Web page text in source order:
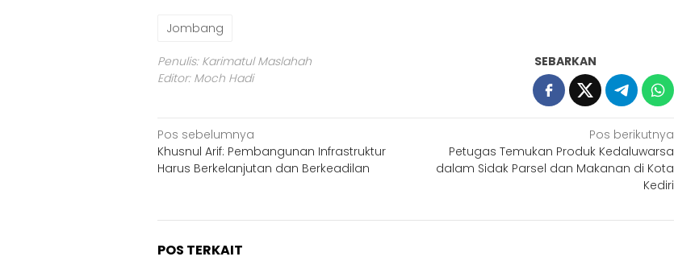
Jombang
Penulis: Karimatul Maslahah
Editor: Moch Hadi
SEBARKAN
Navigasi
pos
Pos sebelumnya
Khusnul Arif: Pembangunan Infrastruktur
Harus Berkelanjutan dan Berkeadilan
Pos berikutnya
Petugas Temukan Produk Kedaluwarsa
dalam Sidak Parsel dan Makanan di Kota
Kediri
POS TERKAIT